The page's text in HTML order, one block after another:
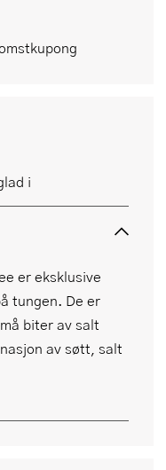
i
er eksklusive
tungen. De er
biter av salt
av søtt, salt